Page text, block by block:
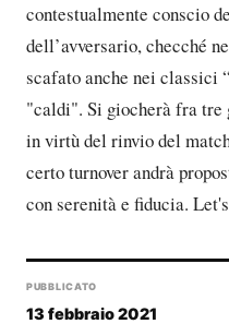
contestualmente conscio
dell’avversario, checché
scafato anche nei classici
"caldi". Si giocherà fra tre
in virtù del rinvio del
certo turnover andrà
con serenità e fiducia.
PUBBLICATO
13 febbraio 2021